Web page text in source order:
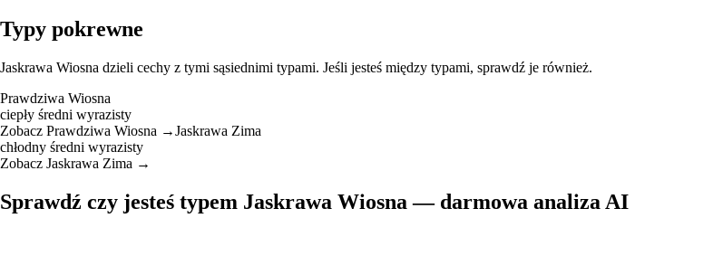
Typy pokrewne
Jaskrawa Wiosna dzieli cechy z tymi sąsiednimi typami. Jeśli jesteś między typami, sprawdź je również.
Prawdziwa Wiosna
ciepły średni wyrazisty
Zobacz Prawdziwa Wiosna →Jaskrawa Zima
chłodny średni wyrazisty
Zobacz Jaskrawa Zima →
Sprawdź czy jesteś typem Jaskrawa Wiosna — darmowa analiza AI